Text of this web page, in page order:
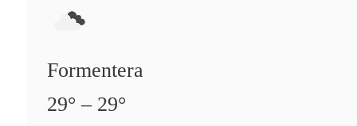
Formentera
29° – 29°